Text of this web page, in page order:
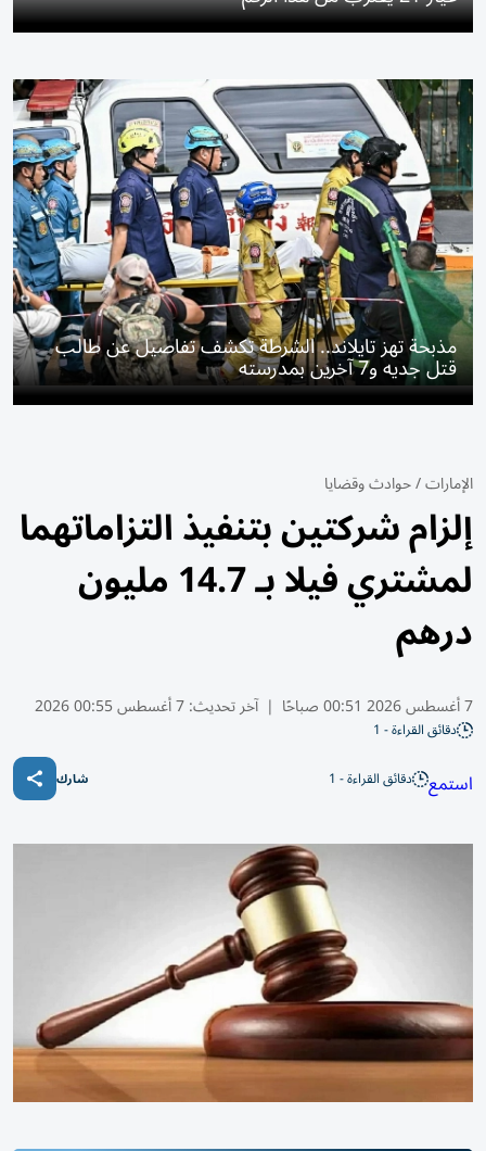
مذبحة تهز تايلاند.. الشرطة تكشف تفاصيل عن طالب
قتل جديه و7 آخرين بمدرسته
الإمارات/حوادث وقضايا
إلزام شركتين بتنفيذ التزاماتهما
لمشتري فيلا بـ 14.7 مليون
درهم
7 أغسطس 2026 00:51 صباحًا | آخر تحديث:7 أغسطس 00:55 2026
دقائق القراءة - 1
استمع دقائق القراءة - 1 شارك